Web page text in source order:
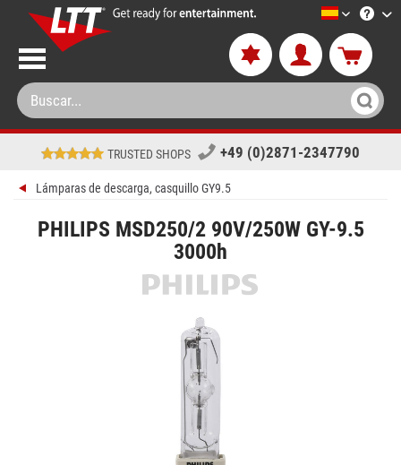
LTT-
TRUSTED SHOPS +49 (0)2871-2347790
Lámparas de descarga, casquillo GY9.5
PHILIPS MSD250/2 90V/250W GY-9.5
3000h